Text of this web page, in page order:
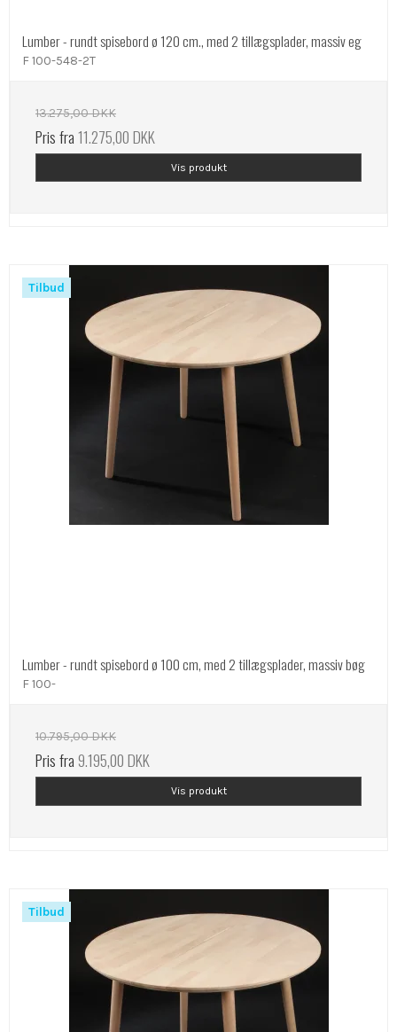
Lumber - rundt spisebord ø 120 cm., med 2 tillægsplader, massiv eg
F 100-548-2T
13.275,00 DKK
Pris fra11.275,00 DKK
Vis produkt
Tilbud
Lumber - rundt spisebord ø 100 cm, med 2 tillægsplader, massiv bøg
F 100-
10.795,00 DKK
Pris fra9.195,00 DKK
Vis produkt
Tilbud